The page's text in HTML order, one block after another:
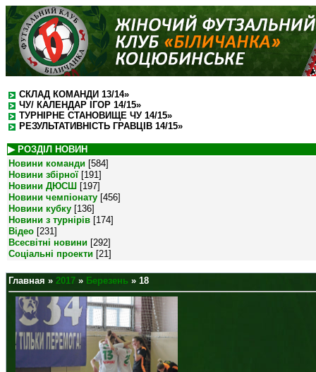
СКЛАД КОМАНДИ 13/14»
ЧУ/ КАЛЕНДАР ІГОР 14/15»
ТУРНІРНЕ СТАНОВИЩЕ ЧУ 14/15»
РЕЗУЛЬТАТИВНІСТЬ ГРАВЦІВ 14/15»
▶ РОЗДІЛ НОВИН
Новини команди [584]
Новини збірної [191]
Новини ДЮСШ [197]
Новини чемпіонату [456]
Новини кубку [136]
Новини з турнірів [174]
Відео [231]
Всесвітні новини [292]
Соціальні проекти [21]
Главная » 2017 » Березень » 18